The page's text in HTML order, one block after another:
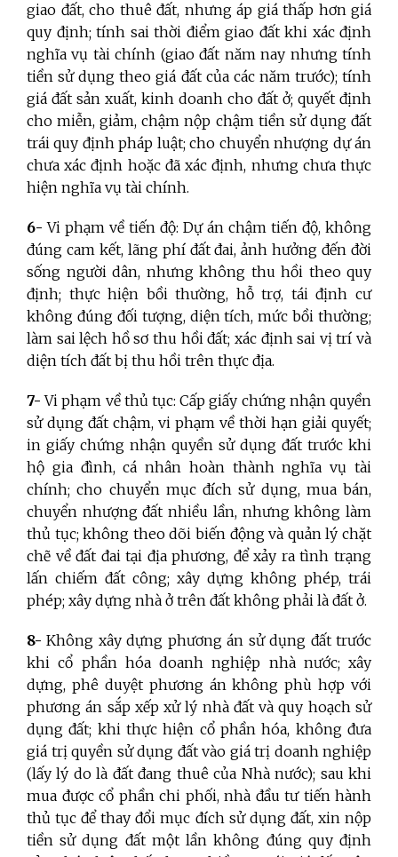
giao đất, cho thuê đất, nhưng áp giá thấp hơn giá
quy định; tính sai thời điểm giao đất khi xác định
nghĩa vụ tài chính (giao đất năm nay nhưng tính
tiền sử dụng theo giá đất của các năm trước); tính
giá đất sản xuất, kinh doanh cho đất ở; quyết định
cho miễn, giảm, chậm nộp chậm tiền sử dụng đất
trái quy định pháp luật; cho chuyển nhượng dự án
chưa xác định hoặc đã xác định, nhưng chưa thực
hiện nghĩa vụ tài chính.
6- Vi phạm về tiến độ: Dự án chậm tiến độ, không
đúng cam kết, lãng phí đất đai, ảnh hưởng đến đời
sống người dân, nhưng không thu hồi theo quy
định; thực hiện bồi thường, hỗ trợ, tái định cư
không đúng đối tượng, diện tích, mức bồi thường;
làm sai lệch hồ sơ thu hồi đất; xác định sai vị trí và
diện tích đất bị thu hồi trên thực địa.
7- Vi phạm về thủ tục: Cấp giấy chứng nhận quyền
sử dụng đất chậm, vi phạm về thời hạn giải quyết;
in giấy chứng nhận quyền sử dụng đất trước khi
hộ gia đình, cá nhân hoàn thành nghĩa vụ tài
chính; cho chuyển mục đích sử dụng, mua bán,
chuyển nhượng đất nhiều lần, nhưng không làm
thủ tục; không theo dõi biến động và quản lý chặt
chẽ về đất đai tại địa phương, để xảy ra tình trạng
lấn chiếm đất công; xây dựng không phép, trái
phép; xây dựng nhà ở trên đất không phải là đất ở.
8- Không xây dựng phương án sử dụng đất trước
khi cổ phần hóa doanh nghiệp nhà nước; xây
dựng, phê duyệt phương án không phù hợp với
phương án sắp xếp xử lý nhà đất và quy hoạch sử
dụng đất; khi thực hiện cổ phần hóa, không đưa
giá trị quyền sử dụng đất vào giá trị doanh nghiệp
(lấy lý do là đất đang thuê của Nhà nước); sau khi
mua được cổ phần chi phối, nhà đầu tư tiến hành
thủ tục để thay đổi mục đích sử dụng đất, xin nộp
tiền sử dụng đất một lần không đúng quy định